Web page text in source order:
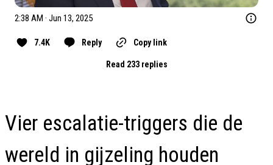
2:38 AM · Jun 13, 2025
7.4K Reply Copy link
Read 233 replies
Vier escalatie-triggers die de
wereld in gijzeling houden